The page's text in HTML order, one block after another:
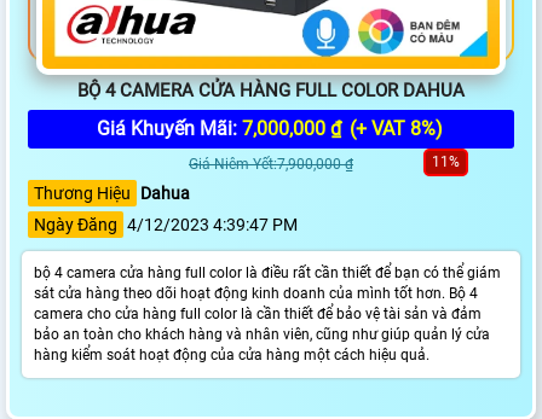
BỘ 4 CAMERA CỬA HÀNG FULL COLOR DAHUA
Giá Khuyến Mãi: 7,000,000 ₫ (+ VAT 8%)
Giá Niêm Yết:7,900,000 ₫ 11%
Thương Hiệu
Dahua
Ngày Đăng 4/12/2023 4:39:47 PM
bộ 4 camera cửa hàng full color là điều rất cần thiết để bạn có thể giám
sát cửa hàng theo dõi hoạt động kinh doanh của mình tốt hơn. Bộ 4
camera cho cửa hàng full color là cần thiết để bảo vệ tài sản và đảm
bảo an toàn cho khách hàng và nhân viên, cũng như giúp quản lý cửa
hàng kiểm soát hoạt động của cửa hàng một cách hiệu quả.